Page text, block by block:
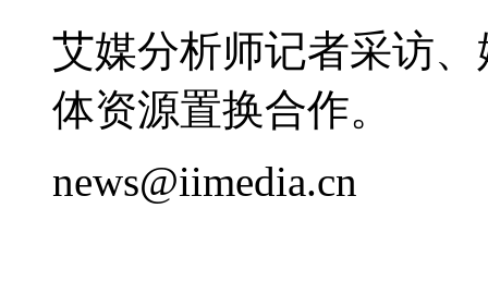
艾媒分析师记者采访
体资源置换合作。
news@iimedia.cn